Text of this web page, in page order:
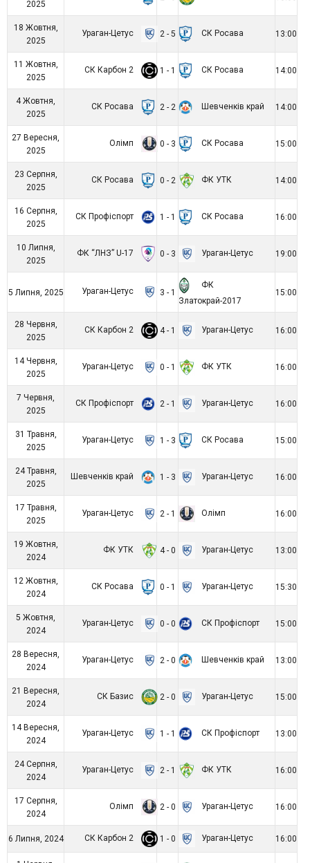
2025
18 Жовтня,
2025
Ураган-Цетус 2 - 5 СК Росава 13:00
11 Жовтня,
2025
СК Карбон 2 1 - 1 СК Росава 14:00
4 Жовтня,
2025
СК Росава 2 - 2 Шевченків край 14:00
27 Вересня,
2025
Олімп 0 - 3 СК Росава 15:00
23 Серпня,
2025
СК Росава 0 - 2 ФК УТК 14:00
16 Серпня,
2025
СК Профіспорт 1 - 1 СК Росава 16:00
10 Липня,
2025
ФК “ЛНЗ” U-17 0 - 3 Ураган-Цетус 19:00
5 Липня, 2025 Ураган-Цетус 3 - 1
ФК
Златокрай-2017
15:00
28 Червня,
2025
СК Карбон 2 4 - 1 Ураган-Цетус 16:00
14 Червня,
2025
Ураган-Цетус 0 - 1 ФК УТК 16:00
7 Червня,
2025
СК Профіспорт 2 - 1 Ураган-Цетус 16:00
31 Травня,
2025
Ураган-Цетус 1 - 3 СК Росава 15:00
24 Травня,
2025
Шевченків край 1 - 3 Ураган-Цетус 16:00
17 Травня,
2025
Ураган-Цетус 2 - 1 Олімп 16:00
19 Жовтня,
2024
ФК УТК 4 - 0 Ураган-Цетус 13:00
12 Жовтня,
2024
СК Росава 0 - 1 Ураган-Цетус 15:30
5 Жовтня,
2024
Ураган-Цетус 0 - 0 СК Профіспорт 15:00
28 Вересня,
2024
Ураган-Цетус 2 - 0 Шевченків край 13:00
21 Вересня,
2024
СК Базис 2 - 0 Ураган-Цетус 15:00
14 Вересня,
2024
Ураган-Цетус 1 - 1 СК Профіспорт 13:00
24 Серпня,
2024
Ураган-Цетус 2 - 1 ФК УТК 16:00
17 Серпня,
2024
Олімп 2 - 0 Ураган-Цетус 16:00
6 Липня, 2024 СК Карбон 2 1 - 0 Ураган-Цетус 16:00